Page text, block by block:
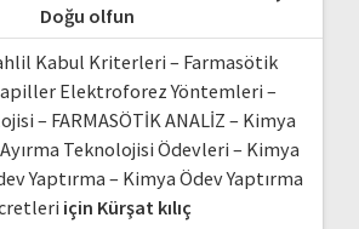
Doğu olfun
Kabul Kriterleri – Farmasötik
Elektroforez Yöntemleri –
– FARMASÖTİK ANALİZ – Kimya
Teknolojisi Ödevleri – Kimya
Yaptırma – Kimya Ödev Yaptırma
için Kürşat kılıç